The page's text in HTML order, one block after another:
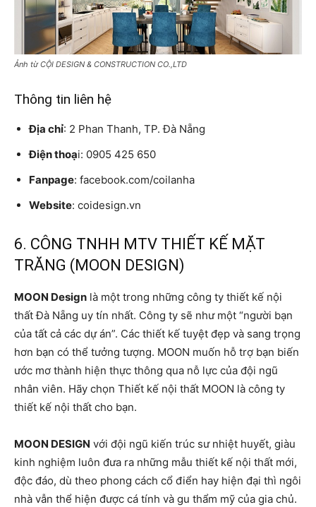
Ảnh từ CỘI DESIGN & CONSTRUCTION CO.,LTD
Thông tin liên hệ
Địa chỉ: 2 Phan Thanh, TP. Đà Nẵng
Điện thoại: 0905 425 650
Fanpage: facebook.com/coilanha
Website: coidesign.vn
6. CÔNG TNHH MTV THIẾT KẾ MẶT
TRĂNG (MOON DESIGN)
MOON Design là một trong những công ty thiết kế nội
thất Đà Nẵng uy tín nhất. Công ty sẽ như một “người bạn
của tất cả các dự án”. Các thiết kế tuyệt đẹp và sang trọng
hơn bạn có thể tưởng tượng. MOON muốn hỗ trợ bạn biến
ước mơ thành hiện thực thông qua nỗ lực của đội ngũ
nhân viên. Hãy chọn Thiết kế nội thất MOON là công ty
thiết kế nội thất cho bạn.
MOON DESIGN với đội ngũ kiến ​​trúc sư nhiệt huyết, giàu
kinh nghiệm luôn đưa ra những mẫu thiết kế nội thất mới,
độc đáo, dù theo phong cách cổ điển hay hiện đại thì ngôi
nhà vẫn thể hiện được cá tính và gu thẩm mỹ của gia chủ.